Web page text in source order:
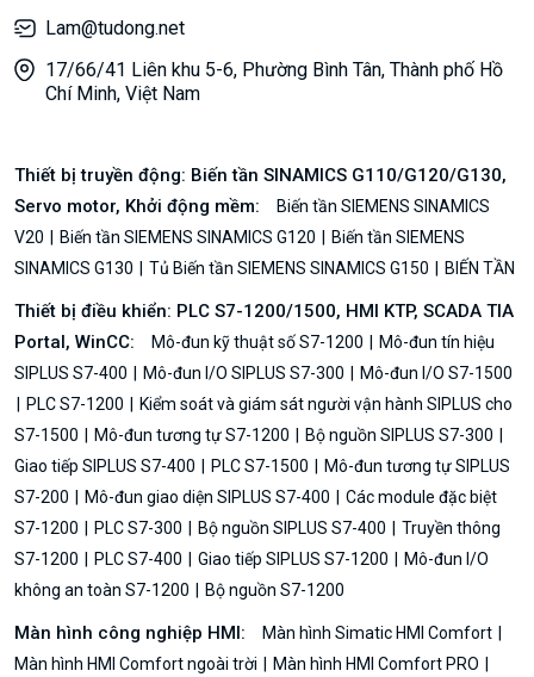
Lam@tudong.net
17/66/41 Liên khu 5-6, Phường Bình Tân, Thành phố Hồ
Chí Minh, Việt Nam
Thiết bị truyền động: Biến tần SINAMICS G110/G120/G130,
Servo motor, Khởi động mềm:
Biến tần SIEMENS SINAMICS
V20
Biến tần SIEMENS SINAMICS G120
Biến tần SIEMENS
SINAMICS G130
Tủ Biến tần SIEMENS SINAMICS G150 BIẾN TẦN
Thiết bị điều khiển: PLC S7-1200/1500, HMI KTP, SCADA TIA
Portal, WinCC:
Mô-đun kỹ thuật số S7-1200
Mô-đun tín hiệu
SIPLUS S7-400
Mô-đun I/O SIPLUS S7-300
Mô-đun I/O S7-1500
PLC S7-1200
Kiểm soát và giám sát người vận hành SIPLUS cho
S7-1500
Mô-đun tương tự S7-1200
Bộ nguồn SIPLUS S7-300
Giao tiếp SIPLUS S7-400
PLC S7-1500
Mô-đun tương tự SIPLUS
S7-200
Mô-đun giao diện SIPLUS S7-400
Các module đặc biệt
S7-1200
PLC S7-300 Bộ nguồn SIPLUS S7-400
Truyền thông
S7-1200
PLC S7-400 Giao tiếp SIPLUS S7-1200
Mô-đun I/O
không an toàn S7-1200
Bộ nguồn S7-1200
Màn hình công nghiệp HMI:
Màn hình Simatic HMI Comfort
Màn hình HMI Comfort ngoài trời
Màn hình HMI Comfort PRO